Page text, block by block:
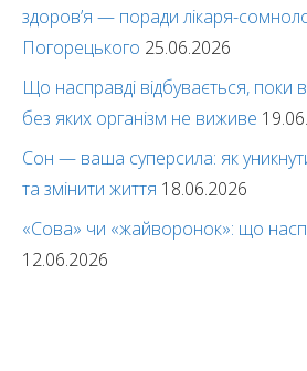
здоров’я — поради лікаря-
Погорецького 25.06.2026
Що насправді відбувається, поки
без яких організм не виживе
Сон — ваша суперсила: як
та змінити життя 18.06.2026
«Сова» чи «жайворонок»: що
12.06.2026